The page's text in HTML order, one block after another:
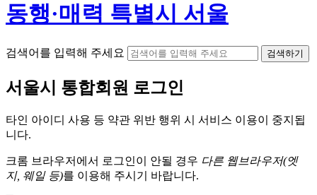
동행·매력 특별시 서울
검색어를 입력해 주세요 검색하기
서울시 통합회원 로그인
타인 아이디 사용 등 약관 위반 행위 시 서비스 이용이 중지됩
니다.
크롬 브라우저에서 로그인이 안될 경우 다른 웹브라우저(엣
지, 웨일 등)를 이용해 주시기 바랍니다.